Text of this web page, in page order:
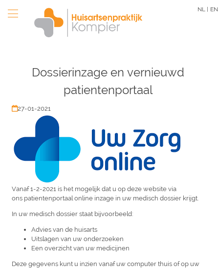
NL | EN
Dossierinzage en vernieuwd
patientenportaal
27-01-2021
Vanaf 1-2-2021 is het mogelijk dat u op deze website via
ons patientenportaal online inzage in uw medisch dossier krijgt.
In uw medisch dossier staat bijvoorbeeld:
Advies van de huisarts
Uitslagen van uw onderzoeken
Een overzicht van uw medicijnen
Deze gegevens kunt u inzien vanaf uw computer thuis of op uw